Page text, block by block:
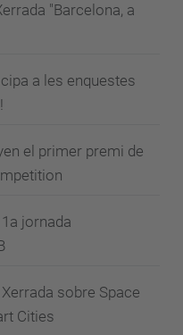
"Barcelona, a
a les enquestes
el primer premi de
jornada
sobre Space
Cities